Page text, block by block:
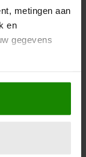
metingen aan
en
gegevens
kan zijn
(fingerprinting)